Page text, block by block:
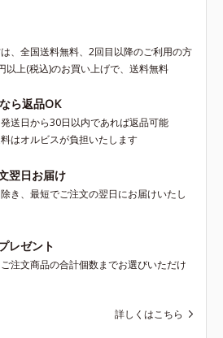
、全国送料無料、2回目以降のご利用の方
以上(税込)のお買い上げで、送料無料
ら返品OK
送日から30日以内であれば返品可能
はオルビスが負担いたします
翌日お届け
き、最短でご注文の翌日にお届けいたし
レゼント
注文商品の合計個数までお選びいただけ
詳しくはこちら